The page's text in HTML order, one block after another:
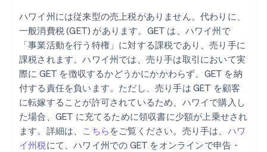
ハワイ州には従来型の売上税がありません。代わりに、
一般消費税 (GET) があります。GET は、ハワイ州で
「事業活動を行う特権」に対する課税であり、売り手に
課税されます。ハワイ州では、売り手は取引において実
際に GET を徴収するかどうかにかかわらず、GET を納
付する責任を負います。ただし、売り手は GET を顧客
に転嫁することが許可されているため、ハワイで購入し
た場合、GET に充てるために領収書に少額が上乗せされ
ます。詳細は、 こちら をご覧ください。売り手は、 ハワ
イ州税にて、ハワイ州での GET をオンラインで申告・